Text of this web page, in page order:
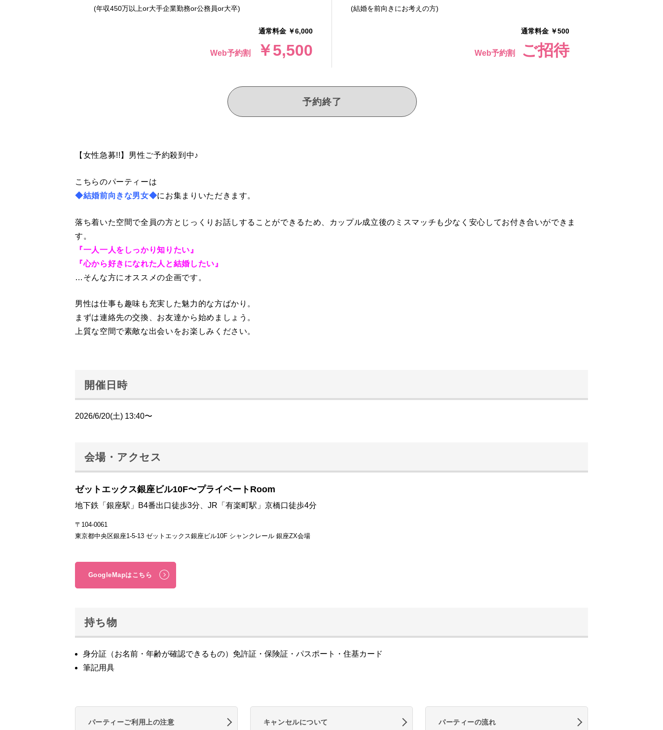
(年収450万以上or大手企業勤務or公務員or大卒)
通常料金 ￥6,000
Web予約割 ￥5,500
(結婚を前向きにお考えの方)
通常料金 ￥500
Web予約割 ご招待
予約終了
【女性急募!!】男性ご予約殺到中♪
こちらのパーティーは
◆結婚前向きな男女◆にお集まりいただきます。
落ち着いた空間で全員の方とじっくりお話しすることができるため、カップル成立後のミスマッチも少なく安心してお付き合いができま
す。
『一人一人をしっかり知りたい』
『心から好きになれた人と結婚したい』
…そんな方にオススメの企画です。
男性は仕事も趣味も充実した魅力的な方ばかり。
まずは連絡先の交換、お友達から始めましょう。
上質な空間で素敵な出会いをお楽しみください。
開催日時
2026/6/20(土) 13:40〜
会場・アクセス
ゼットエックス銀座ビル10F〜プライベートRoom
地下鉄「銀座駅」B4番出口徒歩3分、JR「有楽町駅」京橋口徒歩4分
〒104-0061
東京都中央区銀座1-5-13 ゼットエックス銀座ビル10F シャンクレール 銀座ZX会場
GoogleMapはこちら
持ち物
身分証（お名前・年齢が確認できるもの）免許証・保険証・パスポート・住基カード
筆記用具
パーティーご利用上の注意 キャンセルについて パーティーの流れ